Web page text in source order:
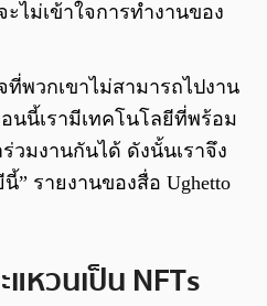
ไม่เข้าใจการทำงานของ
ที่พวกเขาไม่สามารถไปงาน
นนี้เรามีเทคโนโลยีที่พร้อม
วมงานกันได้ ดังนั้นเราจึง
” รายงานของสื่อ Ughetto
หวนเป็น NFTs